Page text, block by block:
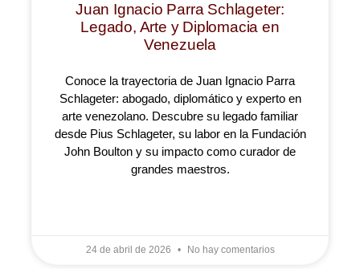
Juan Ignacio Parra Schlageter:
Legado, Arte y Diplomacia en
Venezuela
Conoce la trayectoria de Juan Ignacio Parra
Schlageter: abogado, diplomático y experto en
arte venezolano. Descubre su legado familiar
desde Pius Schlageter, su labor en la Fundación
John Boulton y su impacto como curador de
grandes maestros.
24 de abril de 2026 No hay comentarios